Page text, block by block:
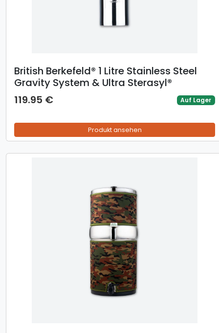
British Berkefeld® 1 Litre Stainless Steel
Gravity System & Ultra Sterasyl®
119.95 €
Auf Lager
Produkt ansehen